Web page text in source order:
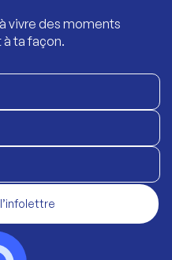
vivre des moments
ta façon.